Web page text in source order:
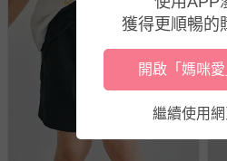
深淺色請分開洗滌，以避免造
劑；浸泡時間不宜過長
請勿使用漂白劑、螢光增白劑
針織、刺繡、立體造型等類服
過分烘乾會導致衣物收縮，破
機
每件商品在拍攝時力求忠實呈
獲得更順暢的
開啟「媽咪
繼續使用